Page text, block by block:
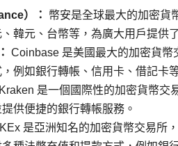
）：
幣安是全球最大的加密貨
韓元、台幣等，為廣大用戶提供
Coinbase 是美國最大的加密貨
例如銀行轉帳、信用卡、借記卡
Kraken 是一個國際性的加密貨幣交
供便捷的銀行轉帳服務。
是亞洲知名的加密貨幣交易所